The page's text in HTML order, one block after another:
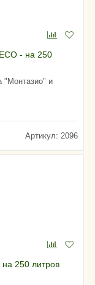
- на 250
"Монтазио" и
Артикул: 2096
250 литров